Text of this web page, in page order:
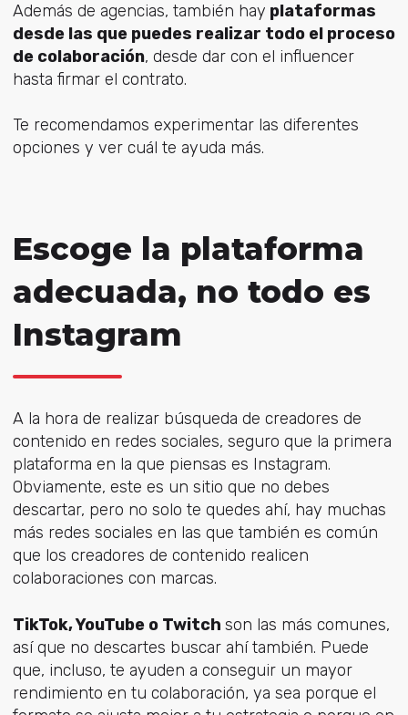
Además de agencias, también hay plataformas
desde las que puedes realizar todo el proceso
de colaboración, desde dar con el influencer
hasta firmar el contrato.
Te recomendamos experimentar las diferentes
opciones y ver cuál te ayuda más.
Escoge la plataforma
adecuada, no todo es
Instagram
A la hora de realizar búsqueda de creadores de
contenido en redes sociales, seguro que la primera
plataforma en la que piensas es Instagram.
Obviamente, este es un sitio que no debes
descartar, pero no solo te quedes ahí, hay muchas
más redes sociales en las que también es común
que los creadores de contenido realicen
colaboraciones con marcas.
TikTok, YouTube o Twitch son las más comunes,
así que no descartes buscar ahí también. Puede
que, incluso, te ayuden a conseguir un mayor
rendimiento en tu colaboración, ya sea porque el